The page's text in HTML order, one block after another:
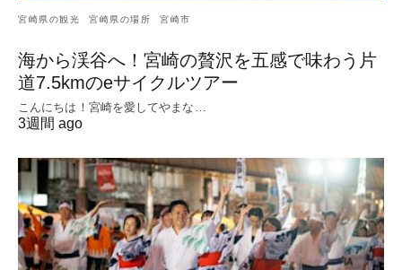
宮崎県の観光 宮崎県の場所 宮崎市
海から渓谷へ！宮崎の贅沢を五感で味わう片
道7.5kmのeサイクルツアー
こんにちは！宮崎を愛してやまな…
3週間 ago